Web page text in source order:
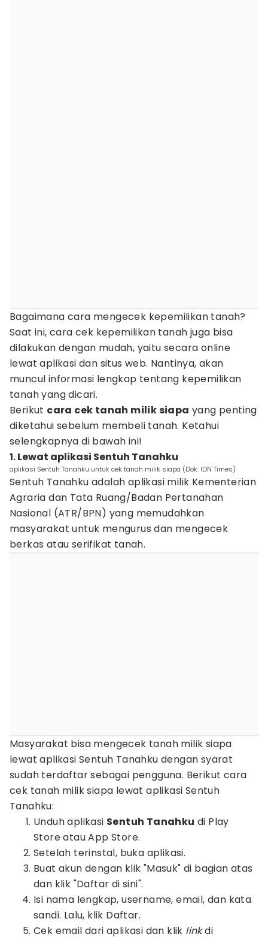
Bagaimana cara mengecek kepemilikan tanah?
Saat ini, cara cek kepemilikan tanah juga bisa
dilakukan dengan mudah, yaitu secara online
lewat aplikasi dan situs web. Nantinya, akan
muncul informasi lengkap tentang kepemilikan
tanah yang dicari.
Berikut cara cek tanah milik siapa yang penting
diketahui sebelum membeli tanah. Ketahui
selengkapnya di bawah ini!
1. Lewat aplikasi Sentuh Tanahku
aplikasi Sentuh Tanahku untuk cek tanah milik siapa (Dok. IDN Times)
Sentuh Tanahku adalah aplikasi milik Kementerian
Agraria dan Tata Ruang/Badan Pertanahan
Nasional (ATR/BPN) yang memudahkan
masyarakat untuk mengurus dan mengecek
berkas atau serifikat tanah.
Masyarakat bisa mengecek tanah milik siapa
lewat aplikasi Sentuh Tanahku dengan syarat
sudah terdaftar sebagai pengguna. Berikut cara
cek tanah milik siapa lewat aplikasi Sentuh
Tanahku:
Unduh aplikasi Sentuh Tanahku di Play
Store atau App Store.
Setelah terinstal, buka aplikasi.
Buat akun dengan klik "Masuk" di bagian atas
dan klik "Daftar di sini".
Isi nama lengkap, username, email, dan kata
sandi. Lalu, klik Daftar.
Cek email dari aplikasi dan klik linkdi